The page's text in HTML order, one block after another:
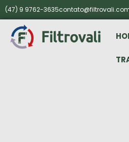
(47) 9 9762-3635